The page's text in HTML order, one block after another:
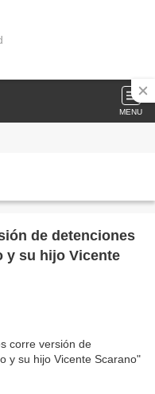
MENU
de detenciones
y su hijo Vicente